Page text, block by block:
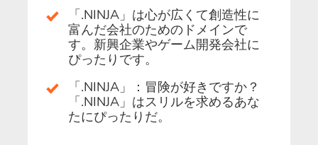
「.NINJA」は心が広くて創造性に
富んだ会社のためのドメインで
す。新興企業やゲーム開発会社に
ぴったりです。
「.NINJA」：冒険が好きですか？
「.NINJA」はスリルを求めるあな
たにぴったりだ。